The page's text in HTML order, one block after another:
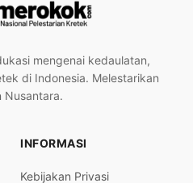
mengenai kedaulatan,
di Indonesia. Melestarikan
Nusantara.
INFORMASI
Kebijakan Privasi